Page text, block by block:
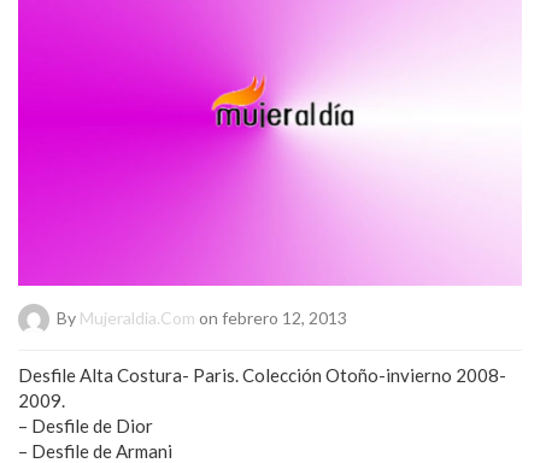
By Mujeraldia.com on febrero 12, 2013
Desfile Alta Costura- Paris. Colección Otoño-invierno 2008-
2009.
– Desfile de Dior
– Desfile de Armani